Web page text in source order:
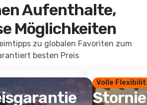
Aufenthalte,
Möglichkeiten
zu globalen Favoriten zum
besten Preis
Volle